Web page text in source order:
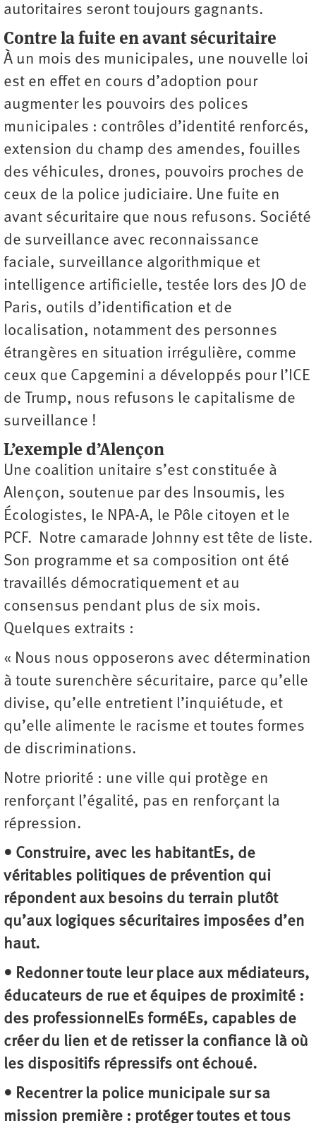
autoritaires seront toujours gagnants.
Contre la fuite en avant sécuritaire
À un mois des municipales, une nouvelle loi
est en effet en cours d’adoption pour
augmenter les pouvoirs des polices
municipales : contrôles d’identité renforcés,
extension du champ des amendes, fouilles
des véhicules, drones, pouvoirs proches de
ceux de la police judiciaire. Une fuite en
avant sécuritaire que nous refusons. Société
de surveillance avec reconnaissance
faciale, surveillance algorithmique et
intelligence artificielle, testée lors des JO de
Paris, outils d’identification et de
localisation, notamment des personnes
étrangères en situation irrégulière, comme
ceux que Capgemini a développés pour l’ICE
de Trump, nous refusons le capitalisme de
surveillance !
L’exemple d’Alençon
Une coalition unitaire s’est constituée à
Alençon, soutenue par des Insoumis, les
Écologistes, le NPA-A, le Pôle citoyen et le
PCF. Notre camarade Johnny est tête de liste.
Son programme et sa composition ont été
travaillés démocratiquement et au
consensus pendant plus de six mois.
Quelques extraits :
« Nous nous opposerons avec détermination
à toute surenchère sécuritaire, parce qu’elle
divise, qu’elle entretient l’inquiétude, et
qu’elle alimente le racisme et toutes formes
de discriminations.
Notre priorité : une ville qui protège en
renforçant l’égalité, pas en renforçant la
répression.
• Construire, avec les habitantEs, de
véritables politiques de prévention qui
répondent aux besoins du terrain plutôt
qu’aux logiques sécuritaires imposées d’en
haut.
• Redonner toute leur place aux médiateurs,
éducateurs de rue et équipes de proximité :
des professionnelEs forméEs, capables de
créer du lien et de retisser la confiance là où
les dispositifs répressifs ont échoué.
• Recentrer la police municipale sur sa
mission première : protéger toutes et tous